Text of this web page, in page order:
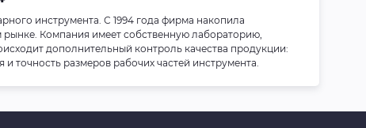
инструмента. С 1994 года фирма накопила
Компания имеет собственную лабораторию,
дополнительный контроль качества продукции:
точность размеров рабочих частей инструмента.